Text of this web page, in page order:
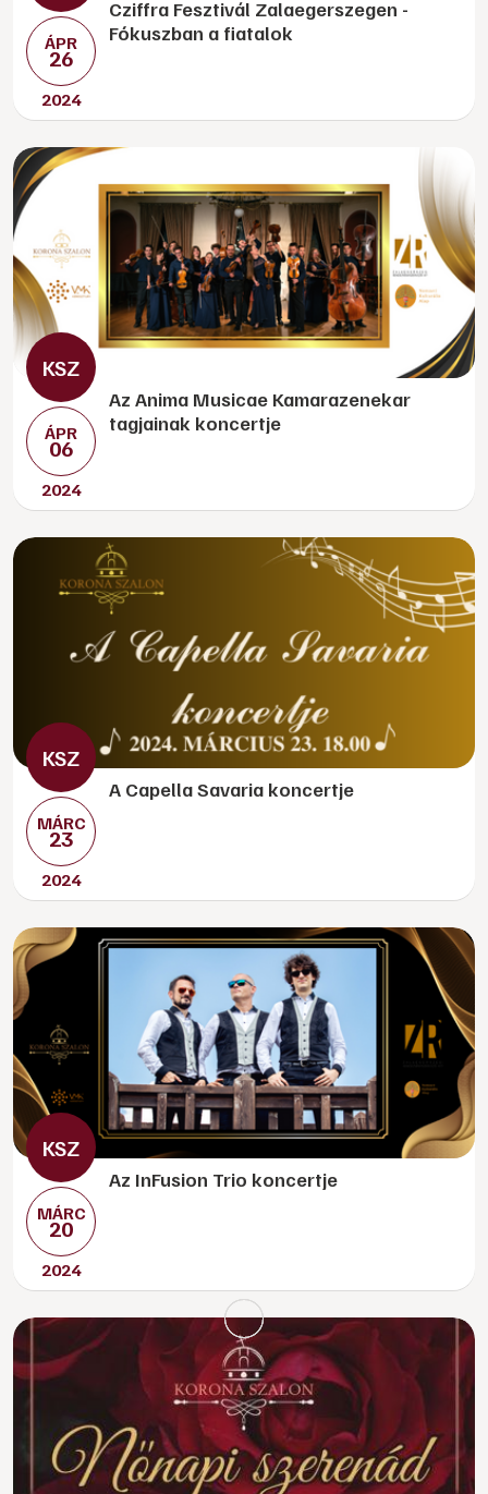
ÁPR
26
2024
Cziffra Fesztivál Zalaegerszegen -
Fókuszban a fiatalok
ÁPR
06
2024
Az Anima Musicae Kamarazenekar
tagjainak koncertje
MÁRC
23
2024
A Capella Savaria koncertje
MÁRC
20
2024
Az InFusion Trio koncertje